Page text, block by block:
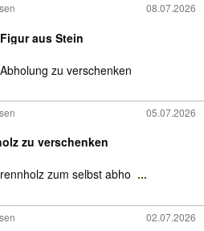
08.07.2026
aus Stein
zu verschenken
05.07.2026
zu verschenken
zum selbst abho ...
02.07.2026